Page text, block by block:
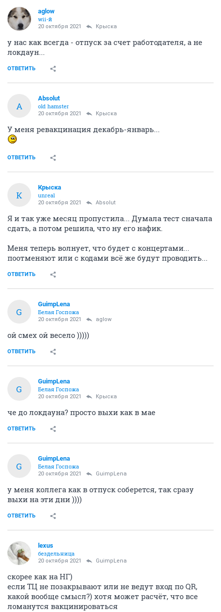
aglow
wii-й
20 октября 2021 Крыска
у нас как всегда - отпуск за счет работодателя, а не
локдаун...
ОТВЕТИТЬ
A
Absolut
old hamster
20 октября 2021 Крыска
У меня ревакцинация декабрь-январь...
ОТВЕТИТЬ
К
Крыска
unreal
20 октября 2021 Absolut
Я и так уже месяц пропустила... Думала тест сначала
сдать, а потом решила, что ну его нафик.
Меня теперь волнует, что будет с концертами...
поотменяют или с кодами всё же будут проводить...
ОТВЕТИТЬ
G
GuimpLena
Белая Госпожа
20 октября 2021 aglow
ой смех ой весело )))))
ОТВЕТИТЬ
G
GuimpLena
Белая Госпожа
20 октября 2021 Крыска
че до локдауна? просто выхи как в мае
ОТВЕТИТЬ
G
GuimpLena
Белая Госпожа
20 октября 2021 GuimpLena
у меня коллега как в отпуск соберется, так сразу
выхи на эти дни ))))
ОТВЕТИТЬ
lexus
бездельница
20 октября 2021 GuimpLena
скорее как на НГ)
если ТЦ не позакрывают или не ведут вход по QR,
какой вообще смысл?) хотя может расчёт, что все
ломанутся вакцинироваться